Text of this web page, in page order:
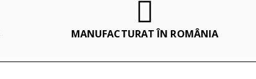
MANUFACTURAT ÎN ROMÂNIA